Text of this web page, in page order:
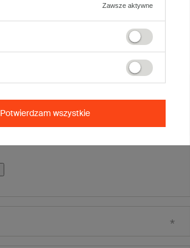
Twoja ocena:
Zawsze aktywne
Potwierdzam wszystkie